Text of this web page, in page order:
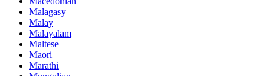
Malagasy
Malay
Malayalam
Maltese
Maori
Marathi